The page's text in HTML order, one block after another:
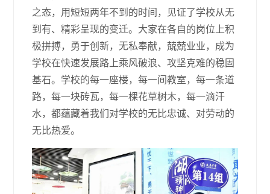
之态，用短短两年不到的时间，见证了学校从无
到有、精彩呈现的变迁。大家在各自的岗位上积
极拼搏，勇于创新，无私奉献，兢兢业业，成为
学校在快速发展路上乘风破浪、攻坚克难的稳固
基石。学校的每一座楼，每一间教室，每一条道
路，每一块砖瓦，每一棵花草树木，每一滴汗
水，都蕴藏着我们对学校的无比忠诚、对劳动的
无比热爱。